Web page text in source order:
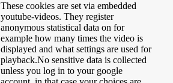
These cookies are set via embedded
youtube-videos. They register
anonymous statistical data on for
example how many times the video is
displayed and what settings are used for
playback.No sensitive data is collected
unless you log in to your google